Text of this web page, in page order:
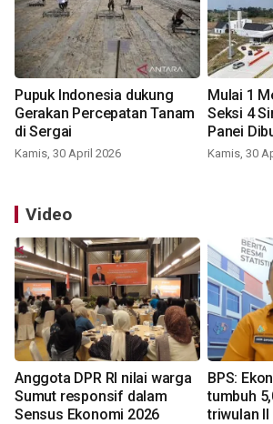
Pupuk Indonesia dukung
Gerakan Percepatan Tanam
di Sergai
Kamis, 30 April 2026
Mulai 1
Seksi 4
Panei
Kamis, 30
Video
Anggota DPR RI nilai warga
Sumut responsif dalam
Sensus Ekonomi 2026
BPS:
tumbuh
triwulan II